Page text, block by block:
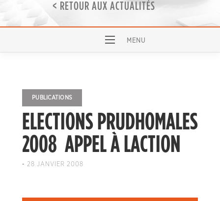
< RETOUR AUX ACTUALITÉS
PUBLICATIONS
ELECTIONS PRUDHOMALES
2008  APPEL À LACTION
- 28 JANVIER 2008